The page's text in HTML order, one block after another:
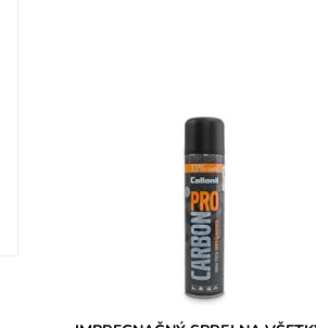
Carbon technológia proti vlhkosti a
znečisteniu. Impregnácia na všetky
druhy kože, aj textil (napr. oblečenie).
Skladom
Collonil
2 roky